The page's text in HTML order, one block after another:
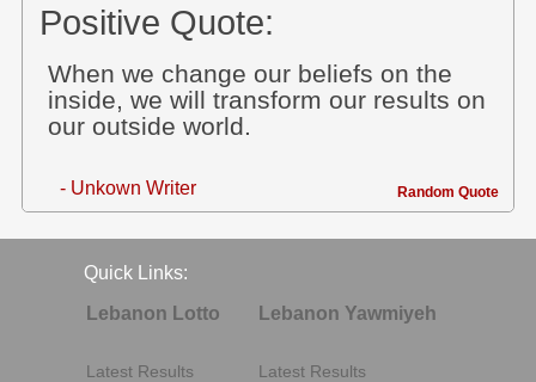
Positive Quote:
When we change our beliefs on the
inside, we will transform our results on
our outside world.
- Unkown Writer Random Quote
Quick Links:
Lebanon Lotto
Latest Results
Lebanon Yawmiyeh
Latest Results